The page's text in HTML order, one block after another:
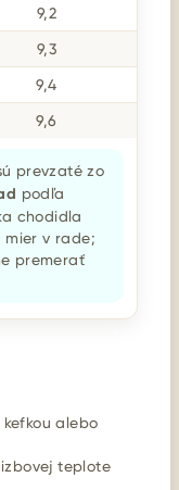
9,2
9,3
9,4
9,6
prevzaté zo
podľa
chodidla
mier v rade;
premerať
alebo
teplote